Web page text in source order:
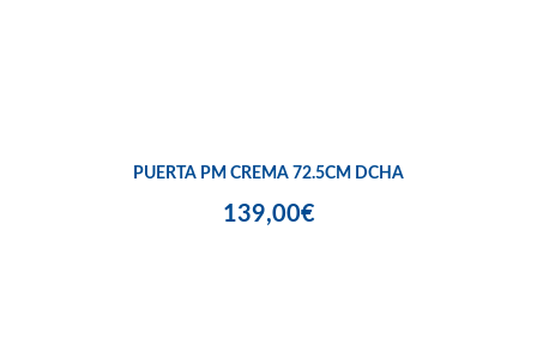
PUERTA PM CREMA 72.5CM DCHA
139,00€